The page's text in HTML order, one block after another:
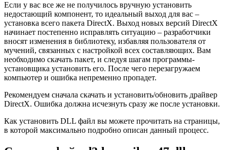
Если у вас все же не получилось вручную установить
недостающий компонент, то идеальный выход для вас –
установка всего пакета DirectX. Выход новых версий DirectX
начинает постепенно исправлять ситуацию – разработчики
вносят изменения в библиотеку, избавляя пользователя от
мучений, связанных с настройкой всех составляющих. Вам
необходимо скачать пакет, и следуя шагам программы-
установщика установить его. После чего перезагружаем
компьютер и ошибка непременно пропадет.
Рекомендуем сначала скачать и установить/обновить драйвер
DirectX. Ошибка должна исчезнуть сразу же после установки.
Как установить DLL файл вы можете прочитать на страницы,
в которой максимально подробно описан данный процесс.